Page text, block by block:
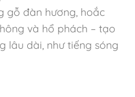
gỗ đàn hương, hoắc
và hổ phách – tạo
lâu dài, như tiếng sóng